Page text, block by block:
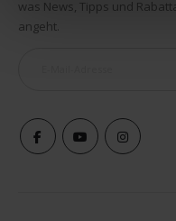
was News, Tipps und
angeht.